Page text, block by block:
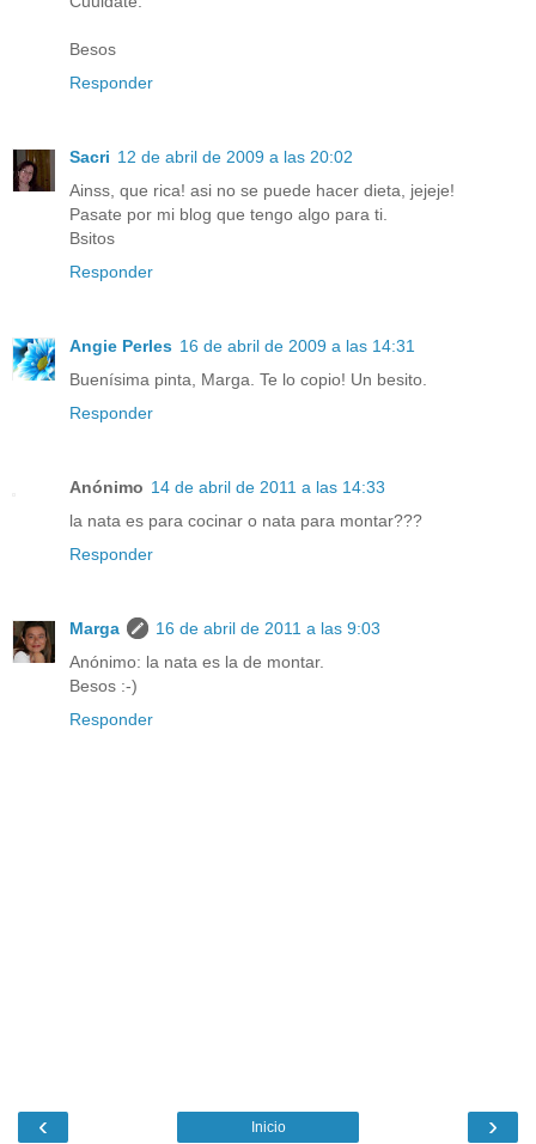
Besos
Responder
Sacri 12 de abril de 2009 a las 20:02
Ainss, que rica! asi no se puede hacer dieta, jejeje!
Pasate por mi blog que tengo algo para ti.
Bsitos
Responder
Angie Perles 16 de abril de 2009 a las 14:31
Buenísima pinta, Marga. Te lo copio! Un besito.
Responder
Anónimo 14 de abril de 2011 a las 14:33
la nata es para cocinar o nata para montar???
Responder
Marga
16 de abril de 2011 a las 9:03
Anónimo: la nata es la de montar.
Besos :-)
Responder
‹ ›
Inicio